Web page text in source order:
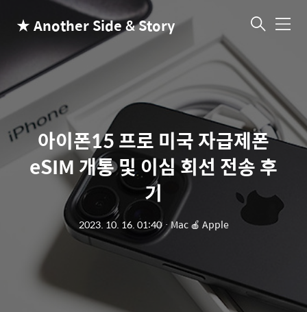
★ Another Side & Story 메
아이폰15 프로 미국 자급제폰
eSIM 개통 및 이심 회선 전송 후
기
2023. 10. 16. 01:40ㆍMac 🍎 Apple